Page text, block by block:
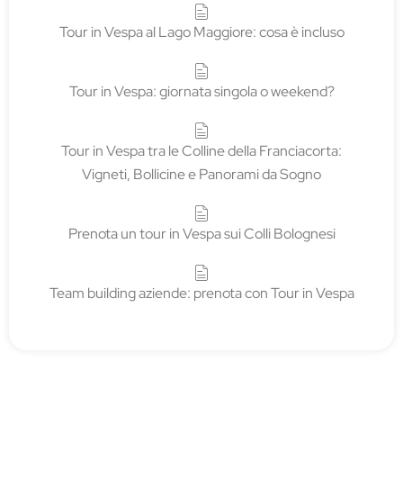
Tour in Vespa al Lago Maggiore: cosa è incluso
Tour in Vespa: giornata singola o weekend?
Tour in Vespa tra le Colline della Franciacorta:
Vigneti, Bollicine e Panorami da Sogno
Prenota un tour in Vespa sui Colli Bolognesi
Team building aziende: prenota con Tour in Vespa